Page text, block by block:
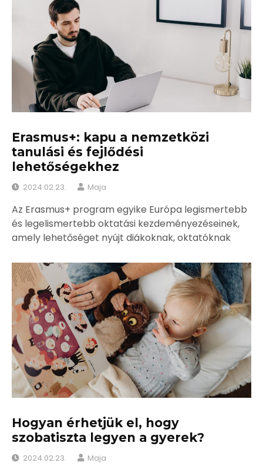
Erasmus+: kapu a nemzetközi
tanulási és fejlődési
lehetőségekhez
2024.02.23. Maja
Az Erasmus+ program egyike Európa legismertebb
és legelismertebb oktatási kezdeményezéseinek,
amely lehetőséget nyújt diákoknak, oktatóknak
Hogyan érhetjük el, hogy
szobatiszta legyen a gyerek?
2024.02.23. Maja